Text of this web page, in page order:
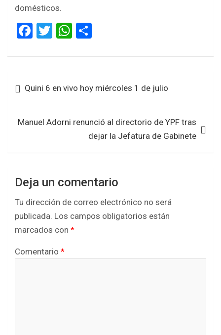
domésticos.
F
ce
o
o
k
T
tt
W
at
A
p
p
ar
de
entradas
Quini 6 en vivo hoy miércoles 1 de julio
Manuel Adorni renunció al directorio de YPF tras
dejar la Jefatura de Gabinete
Deja un comentario
Tu dirección de correo electrónico no será
publicada. Los campos obligatorios están
marcados con *
Comentario *